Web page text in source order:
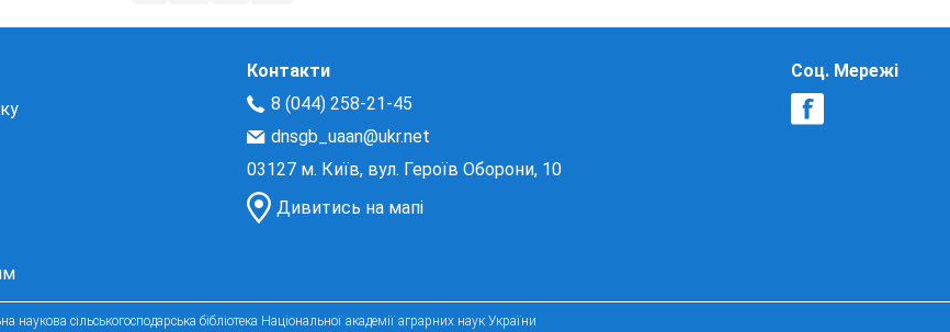
Контакти
8 (044) 258-21-45
dnsgb_uaan@ukr.net
03127 м. Київ, вул. Героїв Оборони, 10
Дивитись на мапі
Соц. Мережі
наукова сільськогосподарська бібліотека Національної академії аграрних наук України